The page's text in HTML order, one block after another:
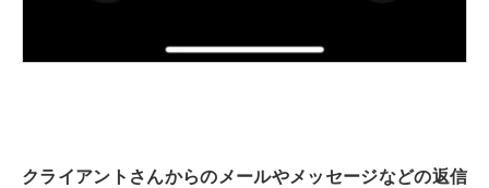
クライアントさんからのメールやメッセージなどの返信